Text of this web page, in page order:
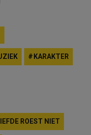
KARAKTER
ROEST NIET